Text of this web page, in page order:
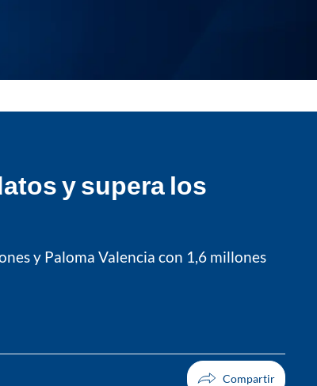
y supera los
y Paloma Valencia con 1,6 millones